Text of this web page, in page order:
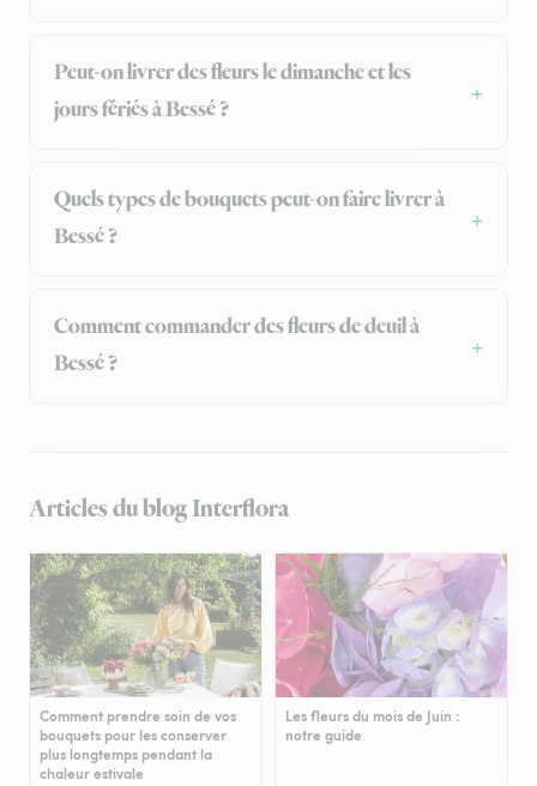
Peut-on livrer des fleurs le dimanche et les
jours fériés à Bessé ?
Quels types de bouquets peut-on faire livrer à
Bessé ?
Comment commander des fleurs de deuil à
Bessé ?
Articles du blog Interflora
Comment prendre soin de vos
bouquets pour les conserver
plus longtemps pendant la
chaleur estivale
Les fleurs du mois de Juin :
notre guide